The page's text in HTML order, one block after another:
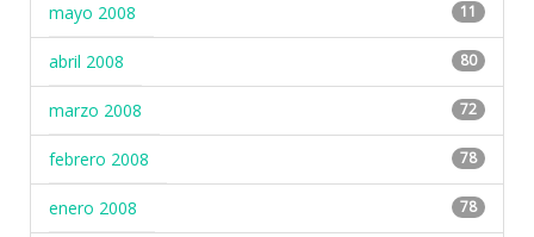
mayo 2008 11
abril 2008 80
marzo 2008 72
febrero 2008 78
enero 2008 78